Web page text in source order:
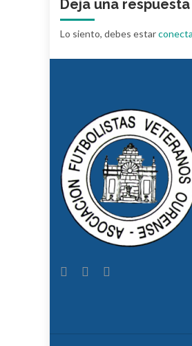
Deja una respuesta
Lo siento, debes estar